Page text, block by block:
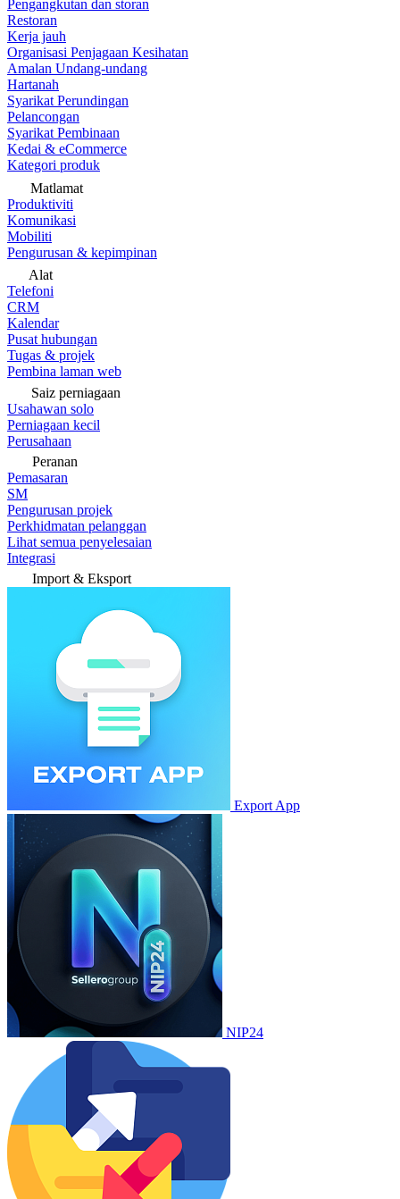
Pengangkutan dan storan
Restoran
Kerja jauh
Organisasi Penjagaan Kesihatan
Amalan Undang-undang
Hartanah
Syarikat Perundingan
Pelancongan
Syarikat Pembinaan
Kedai & eCommerce
Kategori produk
Matlamat
Produktiviti
Komunikasi
Mobiliti
Pengurusan & kepimpinan
Alat
Telefoni
CRM
Kalendar
Pusat hubungan
Tugas & projek
Pembina laman web
Saiz perniagaan
Usahawan solo
Perniagaan kecil
Perusahaan
Peranan
Pemasaran
SM
Pengurusan projek
Perkhidmatan pelanggan
Lihat semua penyelesaian
Integrasi
Import & Eksport
Export App
NIP24